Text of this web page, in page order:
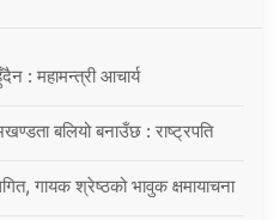
: महामन्त्री आचार्य
बलियो बनाउँछ : राष्ट्रपति
गायक श्रेष्ठको भावुक क्षमायाचना